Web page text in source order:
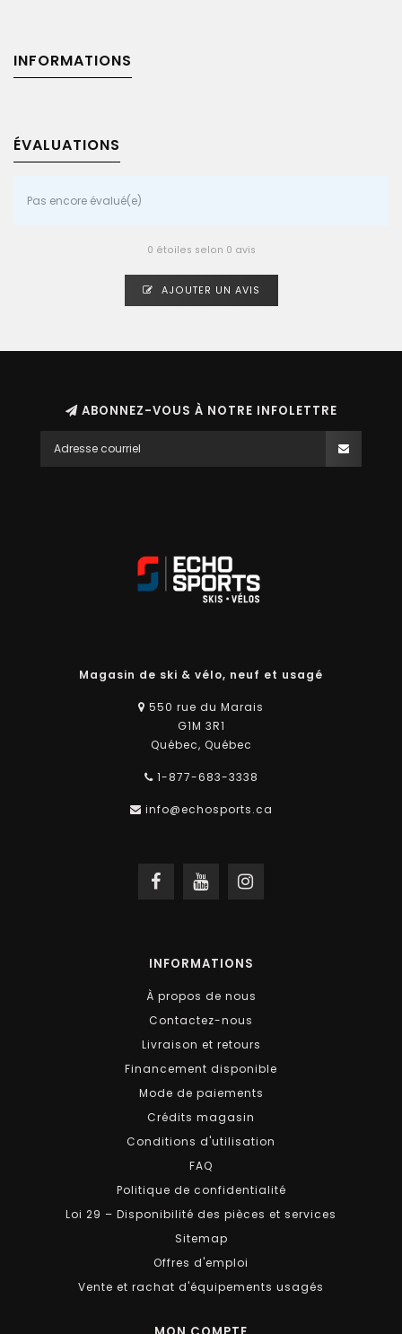
INFORMATIONS
ÉVALUATIONS
Pas encore évalué(e)
0 étoiles selon 0 avis
AJOUTER UN AVIS
ABONNEZ-VOUS À NOTRE INFOLETTRE
Magasin de ski & vélo, neuf et usagé
550 rue du Marais
G1M 3R1
Québec, Québec
1-877-683-3338
info@echosports.ca
INFORMATIONS
À propos de nous
Contactez-nous
Livraison et retours
Financement disponible
Mode de paiements
Crédits magasin
Conditions d'utilisation
FAQ
Politique de confidentialité
Loi 29 – Disponibilité des pièces et services
Sitemap
Offres d'emploi
Vente et rachat d'équipements usagés